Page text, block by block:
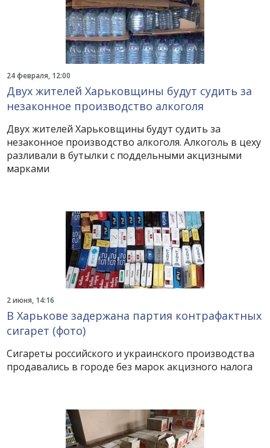
24 февраля, 12:00
Двух жителей Харьковщины будут судить за
незаконное производство алкоголя
Двух жителей Харьковщины будут судить за
незаконное производство алкоголя. Алкоголь в цеху
разливали в бутылки с поддельными акцизными
марками
2 июня, 14:16
В Харькове задержана партия контрафактных
сигарет (фото)
Сигареты российского и украинского производства
продавались в городе без марок акцизного налога